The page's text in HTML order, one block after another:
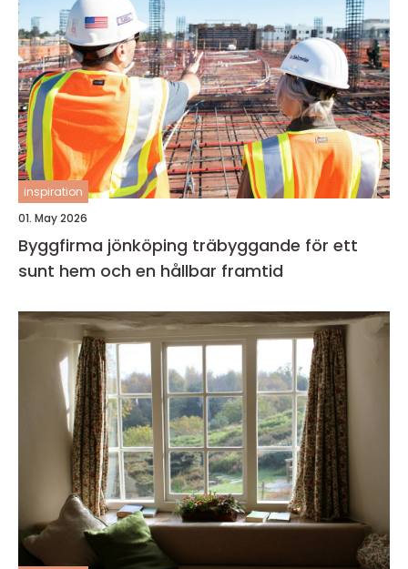
inspiration
01. May 2026
Byggfirma jönköping träbyggande för ett
sunt hem och en hållbar framtid